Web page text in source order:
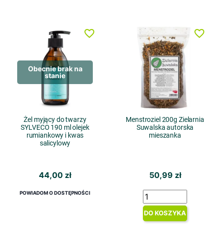
Obecnie brak na
stanie
Żel myjący do twarzy
SYLVECO 190 ml olejek
rumiankowy i kwas
salicylowy
44,00 zł
POWIADOM O DOSTĘPNOŚCI
favorite_border
Menstroziel 200g Zielarnia
Suwalska autorska
mieszanka
50,99 zł
DO KOSZYKA
favorite_border